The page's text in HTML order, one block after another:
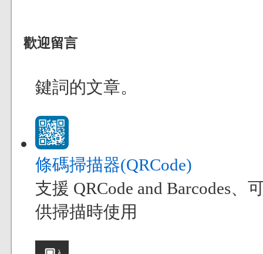
歡迎留言
鍵詞的文章。
條碼掃描器(QRCode)
支援 QRCode and Barcodes
供掃描時使用